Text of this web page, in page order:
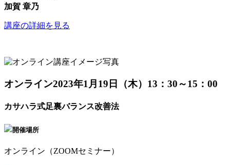
加賀 章乃
講座の詳細を見る
オンライン2023年1月19日（木）13：30～15：00
カサハラ式足裏バランス改善法
開催場所
オンライン（ZOOMセミナー）